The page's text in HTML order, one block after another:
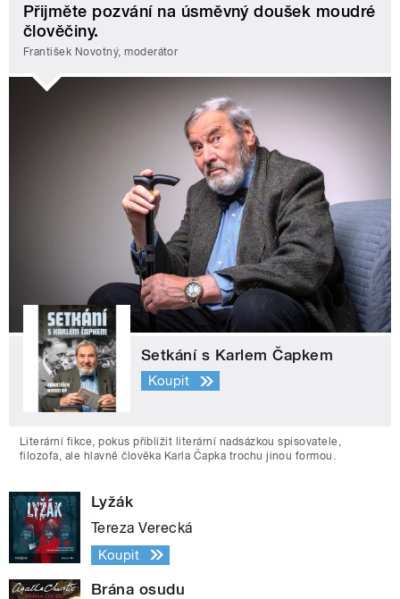
Přijměte pozvání na úsměvný doušek moudré
člověčiny.
František Novotný, moderátor
Setkání s Karlem Čapkem
Koupit
Literární fikce, pokus přiblížit literární nadsázkou spisovatele,
filozofa, ale hlavně člověka Karla Čapka trochu jinou formou.
Lyžák
Tereza Verecká
Koupit
Brána osudu